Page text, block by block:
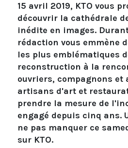
15 avril 2019, KTO vous
découvrir la cathédrale
inédite en images.
rédaction vous emmène
les plus emblématiques
reconstruction à la
ouvriers, compagnons et
artisans d'art et
prendre la mesure de
engagé depuis cinq ans.
ne pas manquer ce
sur KTO.